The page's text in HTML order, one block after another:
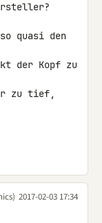
quasi den
der Kopf zu
zu tief,
2017-02-03 17:34